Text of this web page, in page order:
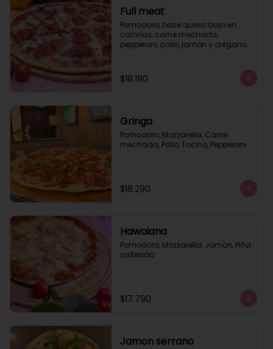
Full meat
Pomodoro, base queso bajo en
calorías, carne mechada,
pepperoni, pollo, jamón y orégano.
$18.190
Gringa
Pomodoro, Mozzarella, Carne
mechada, Pollo, Tocino, Pepperoni
$18.290
Hawaiana
Pomodoro, Mozzarella, Jamon, Piña
salteada
$17.790
Jamon serrano